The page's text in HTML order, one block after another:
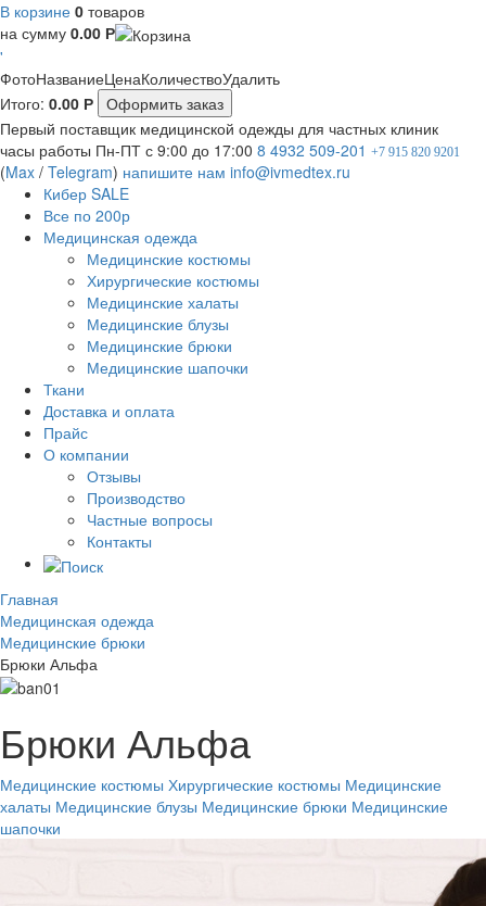
В корзине 0 товаров
на сумму 0.00 Р
'
ФотоНазваниеЦенаКоличествоУдалить
Итого: 0.00 Р Оформить заказ
Первый поставщик медицинской одежды для частных клиник
часы работы Пн-ПТ с 9:00 до 17:00 8 4932 509-201 +7 915 820 9201
(Max / Telegram) напишите нам info@ivmedtex.ru
Кибер SALE
Все по 200р
Медицинская одежда
Медицинские костюмы
Хирургические костюмы
Медицинские халаты
Медицинские блузы
Медицинские брюки
Медицинские шапочки
Ткани
Доставка и оплата
Прайс
О компании
Отзывы
Производство
Частные вопросы
Контакты
Главная
Медицинская одежда
Медицинские брюки
Брюки Альфа
Брюки Альфа
Медицинские костюмы Хирургические костюмы Медицинские
халаты Медицинские блузы Медицинские брюки Медицинские
шапочки